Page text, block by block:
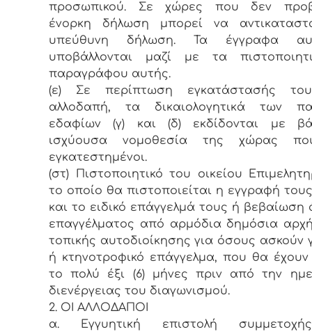
προσωπικού. Σε χώρες που δεν
ένορκη δήλωση μπορεί να
υπεύθυνη δήλωση. Τα έγγραφα
υποβάλλονται μαζί με τα
παραγράφου αυτής.
(ε) Σε περίπτωση εγκατάστασής
αλλοδαπή, τα δικαιολογητικά των
εδαφίων (γ) και (δ) εκδίδονται με
ισχύουσα νομοθεσία της χώρας
εγκατεστημένοι.
(στ) Πιστοποιητικό του οικείου
το οποίο θα πιστοποιείται η εγγραφή
και το ειδικό επάγγελμά τους ή βεβαίωση
επαγγέλματος από αρμόδια δημόσια
τοπικής αυτοδιοίκησης για όσους ασκούν
ή κτηνοτροφικό επάγγελμα, που θα έχουν
το πολύ έξι (6) μήνες πριν από την
διενέργειας του διαγωνισμού.
2. ΟΙ ΑΛΛΟΔΑΠΟΙ
α. Εγγυητική επιστολή